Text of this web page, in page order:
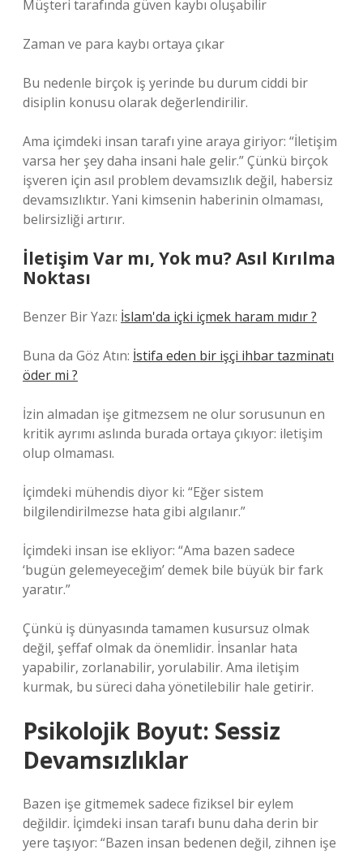
Müşteri tarafında güven kaybı oluşabilir
Zaman ve para kaybı ortaya çıkar
Bu nedenle birçok iş yerinde bu durum ciddi bir
disiplin konusu olarak değerlendirilir.
Ama içimdeki insan tarafı yine araya giriyor: “İletişim
varsa her şey daha insani hale gelir.” Çünkü birçok
işveren için asıl problem devamsızlık değil, habersiz
devamsızlıktır. Yani kimsenin haberinin olmaması,
belirsizliği artırır.
İletişim Var mı, Yok mu? Asıl Kırılma
Noktası
Benzer Bir Yazı: İslam'da içki içmek haram mıdır ?
Buna da Göz Atın: İstifa eden bir işçi ihbar tazminatı
öder mi ?
İzin almadan işe gitmezsem ne olur sorusunun en
kritik ayrımı aslında burada ortaya çıkıyor: iletişim
olup olmaması.
İçimdeki mühendis diyor ki: “Eğer sistem
bilgilendirilmezse hata gibi algılanır.”
İçimdeki insan ise ekliyor: “Ama bazen sadece
‘bugün gelemeyeceğim’ demek bile büyük bir fark
yaratır.”
Çünkü iş dünyasında tamamen kusursuz olmak
değil, şeffaf olmak da önemlidir. İnsanlar hata
yapabilir, zorlanabilir, yorulabilir. Ama iletişim
kurmak, bu süreci daha yönetilebilir hale getirir.
Psikolojik Boyut: Sessiz
Devamsızlıklar
Bazen işe gitmemek sadece fiziksel bir eylem
değildir. İçimdeki insan tarafı bunu daha derin bir
yere taşıyor: “Bazen insan bedenen değil, zihnen işe